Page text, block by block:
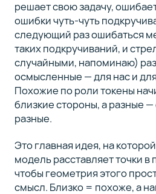
решает свою задачу,
ошибки чуть-чуть
следующий раз ошибаться
таких подкручиваний, и
случайными, напоминаю)
осмысленные — для нас и
Похожие по роли токены
близкие стороны, а разные
разные.
Это главная идея, на
модель расставляет точки в
чтобы геометрия этого
смысл. Близко = похоже, а